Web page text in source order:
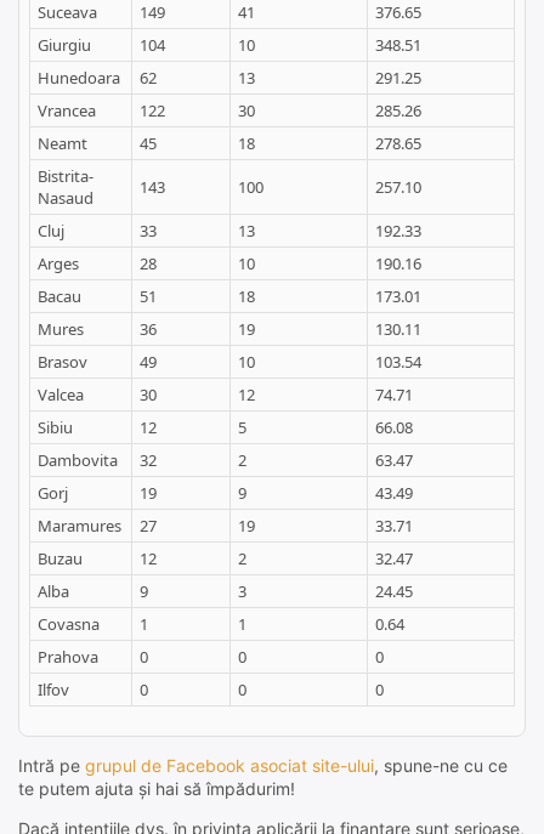
Suceava
149 41
376.65
Giurgiu
104 10
348.51
Hunedoara
62 13
291.25
Vrancea
122 30
285.26
Neamt
45 18
278.65
Bistrita-
Nasaud
143 100
257.10
Cluj
33 13
192.33
Arges
28 10
190.16
Bacau
51 18
173.01
Mures
36 19
130.11
Brasov
49 10
103.54
Valcea
30 12
74.71
Sibiu
12 5
66.08
Dambovita
32 2
63.47
Gorj
19 9
43.49
Maramures
27 19
33.71
Buzau
12 2
32.47
Alba
9 3
24.45
Covasna
1 1
0.64
Prahova
0 0
0
Ilfov
0 0 0
Intră pe grupul de Facebook asociat site-ului, spune-ne cu ce
te putem ajuta și hai să împădurim!
Dacă intențiile dvs. în privința aplicării la finanțare sunt serioase,